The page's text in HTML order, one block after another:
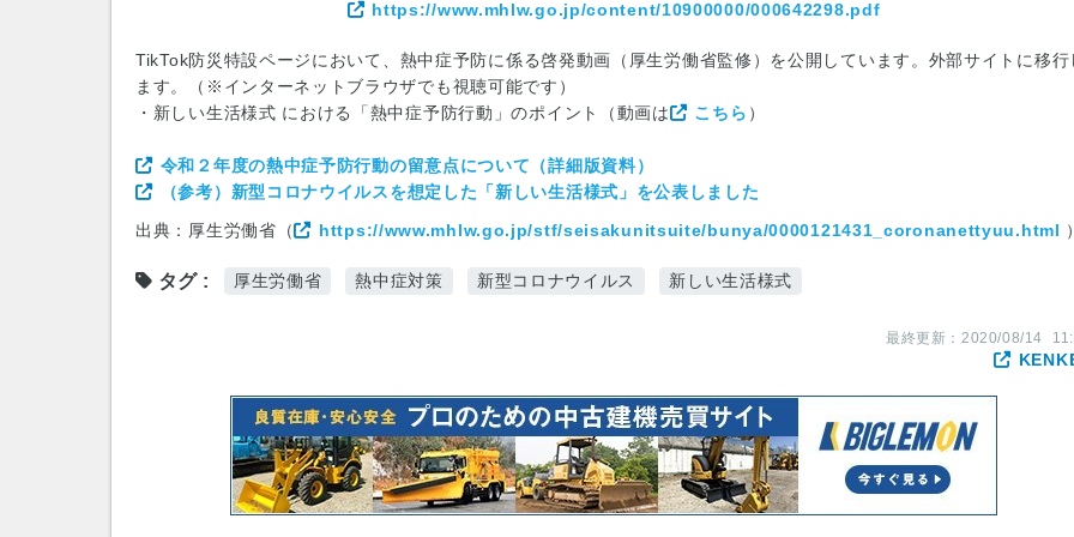
https://www.mhlw.go.jp/content/10900000/000642298.pdf
TikTok防災特設ページにおいて、熱中症予防に係る啓発動画（厚生労働省監修）を公開しています。外部サイトに移行
ます。（※インターネットブラウザでも視聴可能です）
・新しい生活様式 における「熱中症予防行動」のポイント（動画は
こちら ）
令和２年度の熱中症予防行動の留意点について（詳細版資料）
（参考）新型コロナウイルスを想定した「新しい生活様式」を公表しました
出典：厚生労働省（
https://www.mhlw.go.jp/stf/seisakunitsuite/bunya/0000121431_coronanettyuu.html ）
タグ 厚生労働省 熱中症対策 新型コロナウイルス 新しい生活様式
最終更新： 2020/08/14